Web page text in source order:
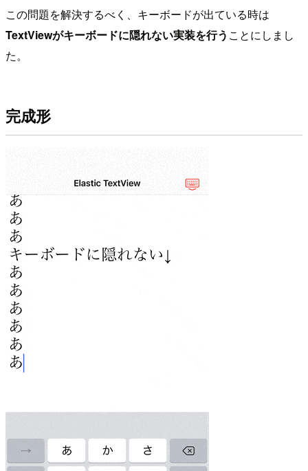
この問題を解決するべく、キーボードが出ている時は
TextViewがキーボードに隠れない実装を行う ことにしまし
た。
完成形